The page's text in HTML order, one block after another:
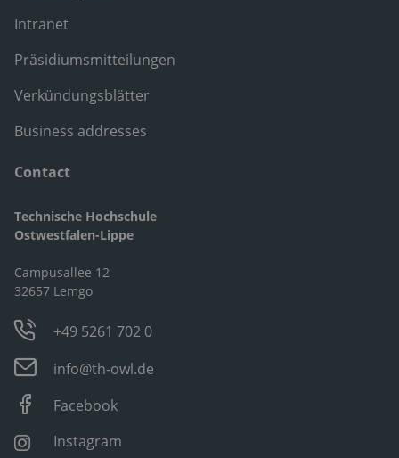
Intranet
Präsidiumsmitteilungen
Verkündungsblätter
Business addresses
Contact
Technische Hochschule
Ostwestfalen-Lippe
Campusallee 12
32657 Lemgo
+49 5261 702 0
info@th-owl.de
Facebook
Instagram